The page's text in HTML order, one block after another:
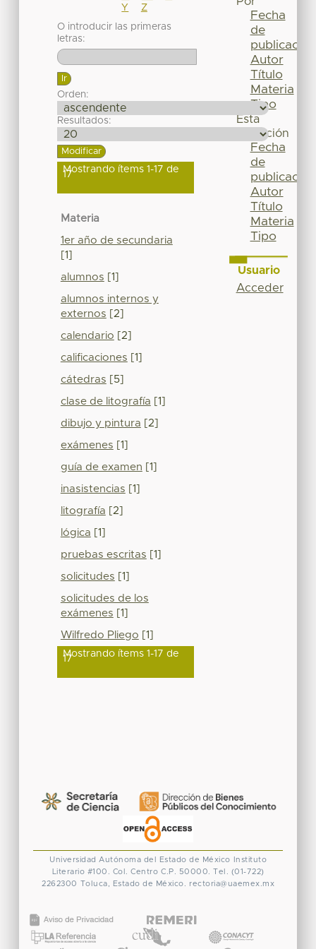
Y
Z
O introducir las primeras
letras:
Orden:
Resultados:
Mostrando ítems 1-17 de
17
Materia
1er año de secundaria
[1]
alumnos [1]
alumnos internos y
externos [2]
calendario [2]
calificaciones [1]
cátedras [5]
clase de litografía [1]
dibujo y pintura [2]
exámenes [1]
guía de examen [1]
inasistencias [1]
litografía [2]
lógica [1]
pruebas escritas [1]
solicitudes [1]
solicitudes de los
exámenes [1]
Wilfredo Pliego [1]
Mostrando ítems 1-17 de
17
Fecha
de
publicación
Autor
Título
Materia
Tipo
Esta
colección
Fecha
de
publicación
Autor
Título
Materia
Tipo
Usuario
Acceder
Universidad Autónoma del Estado de México
Instituto
Literario #100. Col. Centro C.P. 50000. Tel. (01-722)
2262300 Toluca, Estado de México. rectoria@uaemex.mx